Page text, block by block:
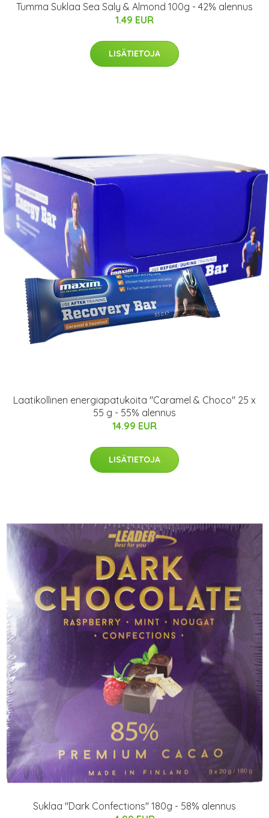
Tumma Suklaa Sea Saly & Almond 100g - 42% alennus
1.49 EUR
LISÄTIETOJA
Laatikollinen energiapatukoita "Caramel & Choco" 25 x
55 g - 55% alennus
14.99 EUR
LISÄTIETOJA
Suklaa "Dark Confections" 180g - 58% alennus